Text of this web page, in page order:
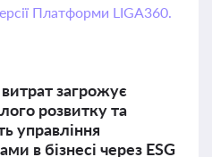
Платформи LIGA360.
загрожує
розвитку та
управління
в бізнесі через ESG